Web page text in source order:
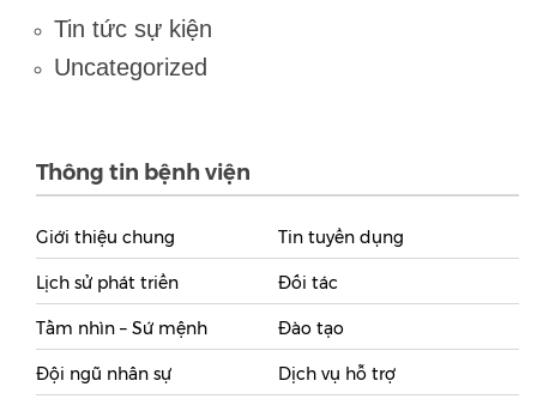
Tin tức sự kiện
Uncategorized
Thông tin bệnh viện
Giới thiệu chung
Lịch sử phát triển
Tầm nhìn – Sứ mệnh
Đội ngũ nhân sự
Tin tuyển dụng
Đối tác
Đào tạo
Dịch vụ hỗ trợ